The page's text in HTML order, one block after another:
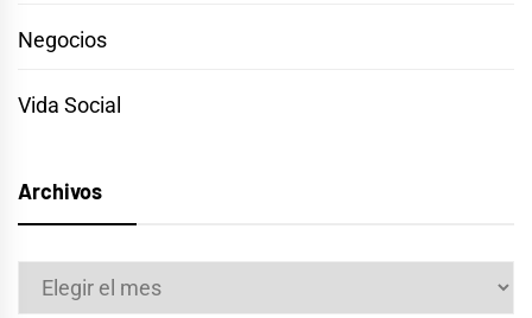
Negocios
Vida Social
Archivos
Archivos